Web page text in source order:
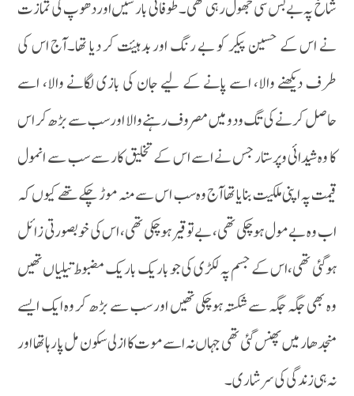
شاخ پہ بے بس سی جھول رہی تھی۔طوفانی بارشیں اور دھوپ کی تمازت
نے اس کے حسین پیکر کو بے رنگ اور بدہیئت کر دیا تھا۔آج اس کی
طرف دیکھنے والا، اسے پانے کے لیے جان کی بازی لگانے والا، اسے
حاصل کرنے کی تگ و دو میں مصروف رہنے والا اور سب سے بڑھ کر اس
کا وہ شیدائی وپرستار جس نے اسے اس کے تخلیق کار سے سب سے انمول
قیمت پہ اپنی ملکیت بنایا تھا آج وہ سب اس سے منہ موڑ چکے تھے کیوں کہ
اب وہ بے مول ہوچکی تھی، بے توقیر ہوچکی تھی، اس کی خوبصورتی زائل
ہوگئی تھی،اس کے جسم پہ لکڑی کی جو باریک باریک مضبوط تیلیاں تھیں
وہ بھی جگہ جگہ سے شکستہ ہوچکی تھیں اور سب سے بڑھ کر وہ ایک ایسے
منجدھار میں پھنس گئی تھی جہاں نہ اسے موت کا ازلی سکون مل پا رہا تھا اور
نہ ہی زندگی کی سرشاری۔